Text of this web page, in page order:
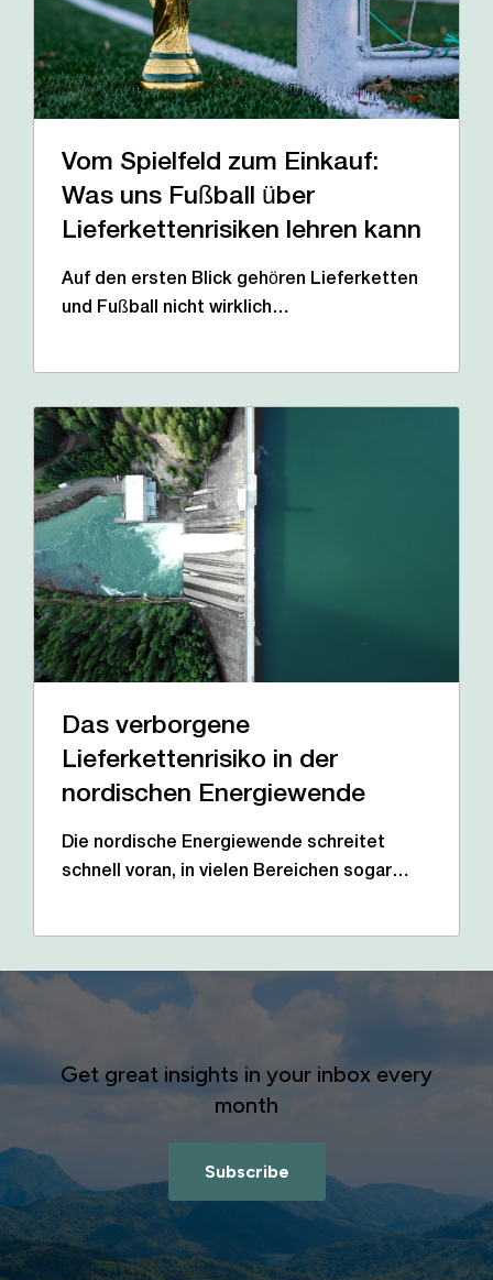
Vom Spielfeld zum Einkauf:
Was uns Fußball über
Lieferkettenrisiken lehren kann
Auf den ersten Blick gehören Lieferketten
und Fußball nicht wirklich…
Das verborgene
Lieferkettenrisiko in der
nordischen Energiewende
Die nordische Energiewende schreitet
schnell voran, in vielen Bereichen sogar…
Get great insights in your inbox every
month
Subscribe